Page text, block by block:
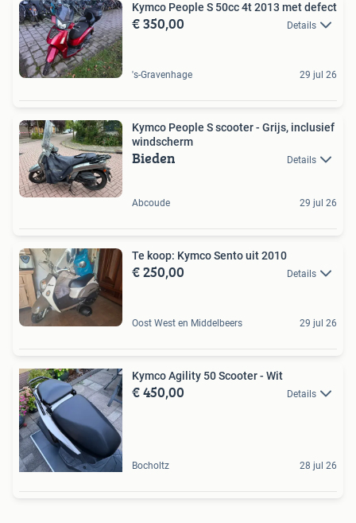
Kymco People S 50cc 4t 2013 met defect
€ 350,00 Details
's-Gravenhage 29 jul 26
Kymco People S scooter - Grijs, inclusief
windscherm
Bieden Details
Abcoude 29 jul 26
Te koop: Kymco Sento uit 2010
€ 250,00 Details
Oost West en Middelbeers 29 jul 26
Kymco Agility 50 Scooter - Wit
€ 450,00 Details
Bocholtz 28 jul 26